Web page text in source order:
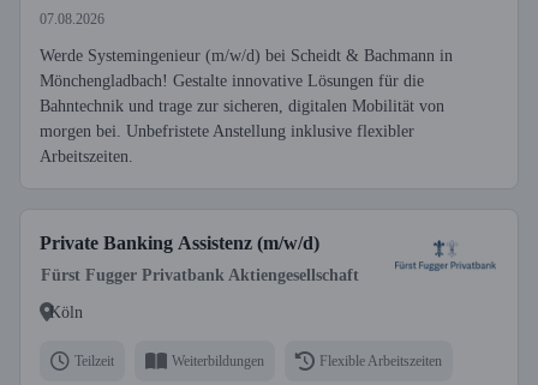
07.08.2026
Werde Systemingenieur (m/w/d) bei Scheidt & Bachmann in
Mönchengladbach! Gestalte innovative Lösungen für die
Bahntechnik und trage zur sicheren, digitalen Mobilität von
morgen bei. Unbefristete Anstellung inklusive flexibler
Arbeitszeiten.
Private Banking Assistenz (m/w/d)
Fürst Fugger Privatbank Aktiengesellschaft
Köln
Teilzeit Weiterbildungen Flexible Arbeitszeiten